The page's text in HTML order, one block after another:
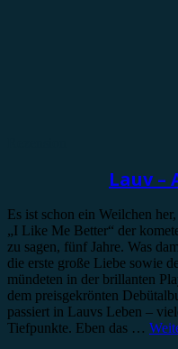
Lauv –
Es ist schon ein Weilchen
„I Like Me Better“ der
zu sagen, fünf Jahre. Was
die erste große Liebe sowie
mündeten in der brillanten
dem preisgekrönten
passiert in Lauvs Leben –
Tiefpunkte. Eben das …